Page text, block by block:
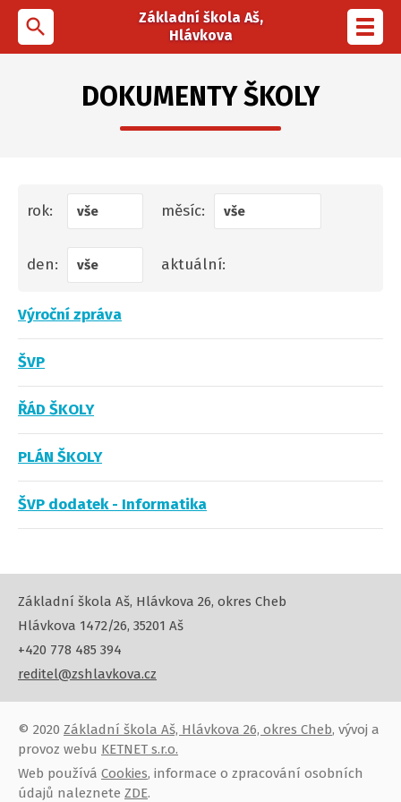
search
Základní škola Aš,
Hlávkova
DOKUMENTY ŠKOLY
rok: vše měsíc: vše
den: vše aktuální:
Výroční zpráva
ŠVP
ŘÁD ŠKOLY
PLÁN ŠKOLY
ŠVP dodatek - Informatika
Základní škola Aš, Hlávkova 26, okres Cheb
Hlávkova 1472/26, 35201 Aš
+420 778 485 394
reditel@zshlavkova.cz
© 2020 Základní škola Aš, Hlávkova 26, okres Cheb, vývoj a
provoz webu KETNET s.r.o.
Web používá Cookies, informace o zpracování osobních
údajů naleznete ZDE.